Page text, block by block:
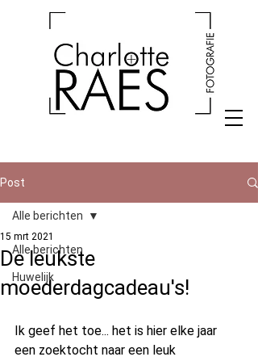
Post
Alle berichten
Huwelijk
Alle berichten
De leukste
moederdagcadeau's!
15 mrt 2021
Ik geef het toe... het is hier elke jaar
een zoektocht naar een leuk